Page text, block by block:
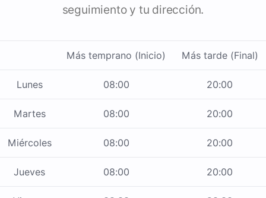
seguimiento y tu dirección.
Más temprano (Inicio) Más tarde (Final)
Lunes 08:00 20:00
Martes 08:00 20:00
Miércoles 08:00 20:00
Jueves 08:00 20:00